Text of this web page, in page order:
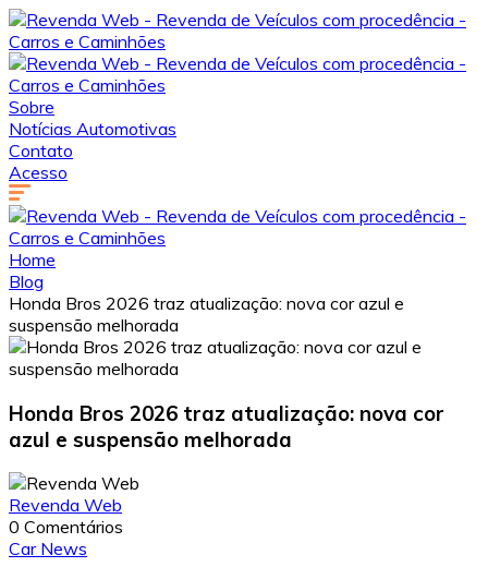
Sobre
Notícias Automotivas
Contato
Acesso
Home
Blog
Honda Bros 2026 traz atualização: nova cor azul e
suspensão melhorada
Honda Bros 2026 traz atualização: nova cor
azul e suspensão melhorada
Revenda Web
0 Comentários
Car News